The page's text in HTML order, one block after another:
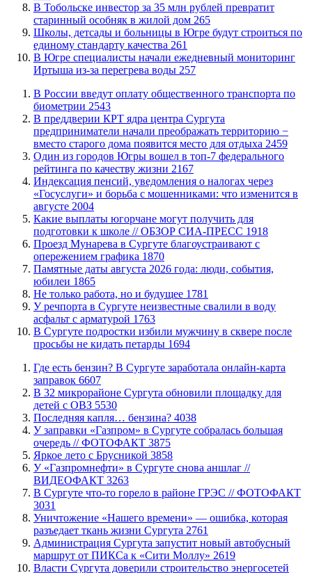
В Тобольске инвестор за 35 млн рублей превратит
старинный особняк в жилой дом 265
Школы, детсады и больницы в Югре будут строиться по
единому стандарту качества 261
В Югре специалисты начали ежедневный мониторинг
Иртыша из-за перегрева воды 257
В России введут оплату общественного транспорта по
биометрии 2543
​В преддверии КРТ ядра центра Сургута
предприниматели начали преображать территорию −
вместо старого дома появится место для отдыха 2459
Один из городов Югры вошел в топ-7 федерального
рейтинга по качеству жизни 2167
​Индексация пенсий, уведомления о налогах через
«Госуслуги» и борьба с мошенниками: что изменится в
августе 2004
Какие выплаты югорчане могут получить для
подготовки к школе // ОБЗОР СИА-ПРЕСС 1918
​Проезд Мунарева в Сургуте благоустраивают с
опережением графика 1870
​Памятные даты августа 2026 года: люди, события,
юбилеи 1865
​Не только работа, но и будущее 1781
​У речпорта в Сургуте неизвестные свалили в воду
асфальт с арматурой 1763
В Сургуте подростки избили мужчину в сквере после
просьбы не кидать петарды 1694
​Где есть бензин? В Сургуте заработала онлайн-карта
заправок 6607
В 32 микрорайоне Сургута обновили площадку для
детей с ОВЗ 5530
​Последняя капля… бензина? 4038
​У заправки «Газпром» в Сургуте собралась большая
очередь // ФОТОФАКТ 3875
Яркое лето с Брусникой 3858
У «Газпромнефти» в Сургуте снова аншлаг //
ВИДЕОФАКТ 3263
​В Сургуте что-то горело в районе ГРЭС // ФОТОФАКТ
3031
​Уничтожение «Нашего времени» — ошибка, которая
разъедает ткань жизни Сургута 2761
​Администрация Сургута запустит новый автобусный
маршрут от ПИКСа к «Сити Моллу» 2619
Власти Сургута доверили строительство энергосетей